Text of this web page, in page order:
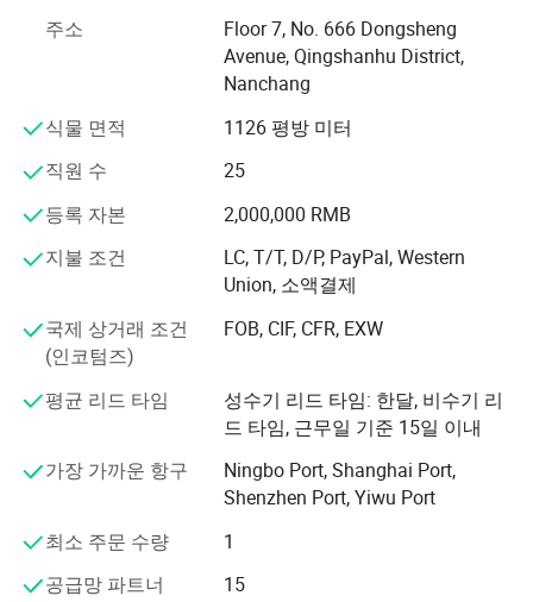
우리의 장점: 빠르고 좋은 서비스, 제품 라인은 넓다, 빠른
소재 및 색상도 샘플에 따라 맞춤화할 수 있습니다, 많은 다
른 소재 스톡
왜 우리를 선택하냐의 이유
1건, 소량 주문 가능: MOQ(2대 이상) 부족,
2. 빠른 샘플: 샘플 룸이 있으므로 5일 내에 샘플을 제공해
빠른 배송: 1,000대 미만의 Quatty는 15일 내에 배송될 수
있습니다
4.고품질: 3가지 시간 품질 관리
장용 가방
맞춤 의류를 고객의 디자인으로 사용하는 데 초점을 맞추
고 있으며, 고객의 의류를 디자인하는 데 도움이 될 강력한
주소
Floor 7, No. 666 Dongsheng
Avenue, Qingshanhu District,
Nanchang
식물 면적
1126 평방 미터
직원 수
25
등록 자본
2,000,000 RMB
지불 조건
LC, T/T, D/P, PayPal, Western
Union, 소액결제
국제 상거래 조건
(인코텀즈)
FOB, CIF, CFR, EXW
평균 리드 타임
성수기 리드 타임: 한달, 비수기 리
드 타임, 근무일 기준 15일 이내
가장 가까운 항구
Ningbo Port, Shanghai Port,
Shenzhen Port, Yiwu Port
최소 주문 수량
1
공급망 파트너
15